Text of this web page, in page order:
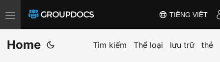
T
o
g
TIẾNG VIỆT
Home Tìm kiếm Thể loại lưu trữ thẻ